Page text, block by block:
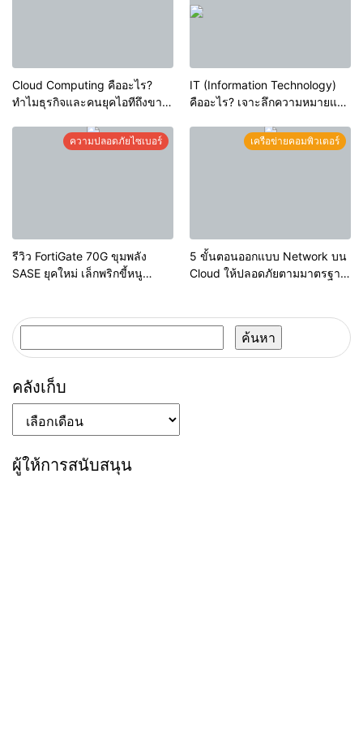
Cloud Computing คืออะไร?
ทำไมธุรกิจและคนยุคไอทีถึงขาด
IT (Information Technology)
คืออะไร? เจาะลึกความหมายและ
ความปลอดภัยไซเบอร์
รีวิว FortiGate 70G ขุมพลัง
SASE ยุคใหม่ เล็กพริกขี้หนู
เครือข่ายคอมพิวเตอร์
5 ขั้นตอนออกแบบ Network บน
Cloud ให้ปลอดภัยตามมาตรฐาน
ค้นหา
สำหรับ:
คลังเก็บ
คลัง
เก็บ
ผู้ให้การสนับสนุน